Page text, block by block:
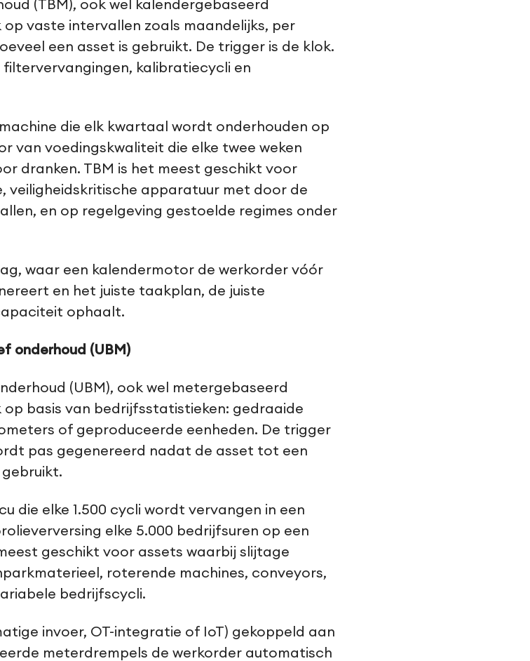
(TBM), ook wel kalendergebaseerd
vaste intervallen zoals maandelijks, per
een asset is gebruikt. De trigger is de klok.
filtervervangingen, kalibratiecycli en
die elk kwartaal wordt onderhouden op
van voedingskwaliteit die elke twee weken
dranken. TBM is het meest geschikt voor
veiligheidskritische apparatuur met door de
en op regelgeving gestoelde regimes onder
waar een kalendermotor de werkorder vóór
en het juiste taakplan, de juiste
ophaalt.
onderhoud (UBM)
(UBM), ook wel metergebaseerd
basis van bedrijfsstatistieken: gedraaide
of geproduceerde eenheden. De trigger
pas gegenereerd nadat de asset tot een
die elke 1.500 cycli wordt vervangen in een
elke 5.000 bedrijfsuren op een
geschikt voor assets waarbij slijtage
roterende machines, conveyors,
bedrijfscycli.
invoer, OT-integratie of IoT) gekoppeld aan
meterdrempels de werkorder automatisch